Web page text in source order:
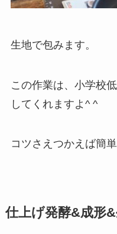
生地で包みます。
この作業は、小学校
してくれますよ^ ^
コツさえつかえば簡単
仕上げ発酵&成形